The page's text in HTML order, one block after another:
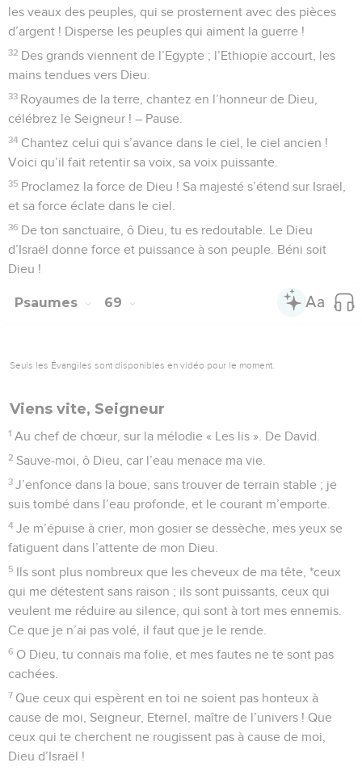
les veaux des peuples, qui se prosternent avec des pièces
d’argent ! Disperse les peuples qui aiment la guerre !
32 Des grands viennent de l’Egypte ; l’Ethiopie accourt, les
mains tendues vers Dieu.
33 Royaumes de la terre, chantez en l’honneur de Dieu,
célébrez le Seigneur ! – Pause.
34 Chantez celui qui s’avance dans le ciel, le ciel ancien !
Voici qu’il fait retentir sa voix, sa voix puissante.
35 Proclamez la force de Dieu ! Sa majesté s’étend sur Israël,
et sa force éclate dans le ciel.
36 De ton sanctuaire, ô Dieu, tu es redoutable. Le Dieu
d’Israël donne force et puissance à son peuple. Béni soit
Dieu !
Psaumes 69
Seuls les Évangiles sont disponibles en vidéo pour le moment.
Viens vite, Seigneur
1 Au chef de chœur, sur la mélodie « Les lis ». De David.
2 Sauve-moi, ô Dieu, car l’eau menace ma vie.
3 J’enfonce dans la boue, sans trouver de terrain stable ; je
suis tombé dans l’eau profonde, et le courant m’emporte.
4 Je m’épuise à crier, mon gosier se dessèche, mes yeux se
fatiguent dans l’attente de mon Dieu.
5 Ils sont plus nombreux que les cheveux de ma tête, *ceux
qui me détestent sans raison ; ils sont puissants, ceux qui
veulent me réduire au silence, qui sont à tort mes ennemis.
Ce que je n’ai pas volé, il faut que je le rende.
6 O Dieu, tu connais ma folie, et mes fautes ne te sont pas
cachées.
7 Que ceux qui espèrent en toi ne soient pas honteux à
cause de moi, Seigneur, Eternel, maître de l’univers ! Que
ceux qui te cherchent ne rougissent pas à cause de moi,
Dieu d’Israël !